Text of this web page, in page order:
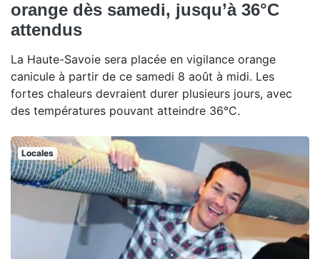
orange dès samedi, jusqu’à 36°C
attendus
La Haute-Savoie sera placée en vigilance orange
canicule à partir de ce samedi 8 août à midi. Les
fortes chaleurs devraient durer plusieurs jours, avec
des températures pouvant atteindre 36°C.
Locales